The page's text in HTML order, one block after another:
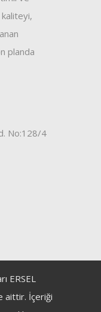
planda
No:128/4
ERSEL
aittir. İçeriği